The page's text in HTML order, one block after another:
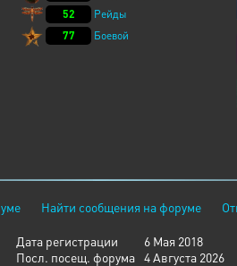
52
Рейды
77
Боевой
Найти сообщения на форуме
Дата регистрации
6 Мая 2018
Посл. посещ. форума 4 Августа 2026